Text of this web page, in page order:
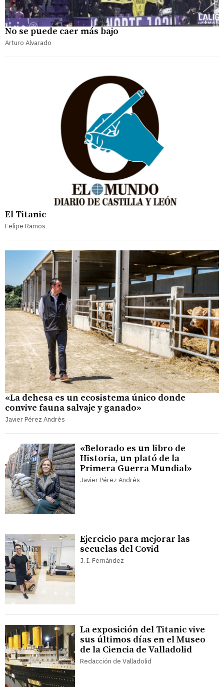
No se puede caer más bajo
Arturo Alvarado
El Titanic
Felipe Ramos
«La dehesa es un ecosistema único donde
convive fauna salvaje y ganado»
Javier Pérez Andrés
«Belorado es un libro de
Historia, un plató de la
Primera Guerra Mundial»
Javier Pérez Andrés
Ejercicio para mejorar las
secuelas del Covid
J. I. Fernández
La exposición del Titanic vive
sus últimos días en el Museo
de la Ciencia de Valladolid
Redacción de Valladolid